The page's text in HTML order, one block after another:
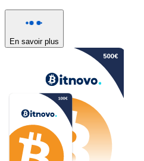
En savoir plus